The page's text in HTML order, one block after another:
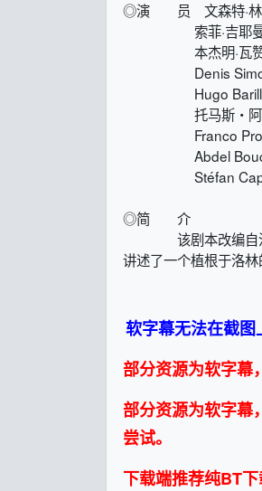
◎演 员 文森特·林
索菲·吉耶
本杰明·瓦
Denis
Hugo
托马斯・阿
Franco
Abdel
Stéfan
◎简 介
该剧本改编自洛朗
讲述了一个植根于洛
软字幕无法在截
部分资源为软字
部分资源为软字幕
尝试。
下载端推荐纯BT